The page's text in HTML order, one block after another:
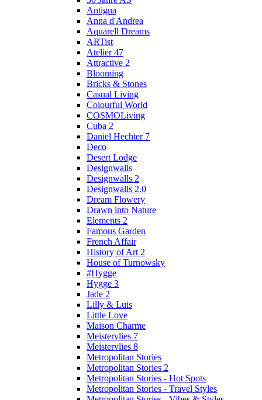
Antigua
Anna d'Andrea
Aquarell Dreams
ARTist
Atelier 47
Attractive 2
Blooming
Bricks & Stones
Casual Living
Colourful World
COSMOLiving
Cuba 2
Daniel Hechter 7
Deco
Desert Lodge
Designwalls
Designwalls 2
Designwalls 2.0
Dream Flowery
Drawn into Nature
Elements 2
Famous Garden
French Affair
History of Art 2
House of Turnowsky
#Hygge
Hygge 3
Jade 2
Lilly & Luis
Little Love
Maison Charme
Meistervlies 7
Meistervlies 8
Metropolitan Stories
Metropolitan Stories 2
Metropolitan Stories - Hot Spots
Metropolitan Stories - Travel Styles